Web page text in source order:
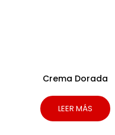
Crema Dorada
LEER MÁS